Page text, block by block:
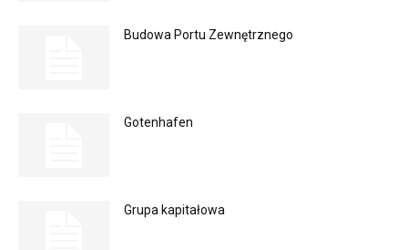
Budowa Portu Zewnętrznego
Gotenhafen
Grupa kapitałowa